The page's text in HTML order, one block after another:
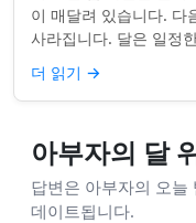
이 매달려 있습니다. 다
사라집니다. 달은 일정
좋은 이유가 있습니다. ...
더 읽기 →
아부자의 달
답변은 아부자의 오늘
데이트됩니다.